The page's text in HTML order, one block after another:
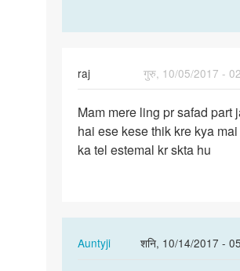
raj
गुरु, 10/05/2017 -
Mam
mere
ling
Mam mere ling pr safad part
hai ese kese thik kre kya
ka tel estemal kr skta hu
Auntyji
शनि, 10/14/2017 -
In